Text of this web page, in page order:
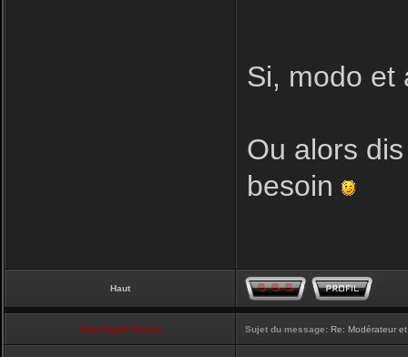
Si, modo et
Ou alors
besoin
Haut
Club Supra France Sujet du message: Re: Modérateur